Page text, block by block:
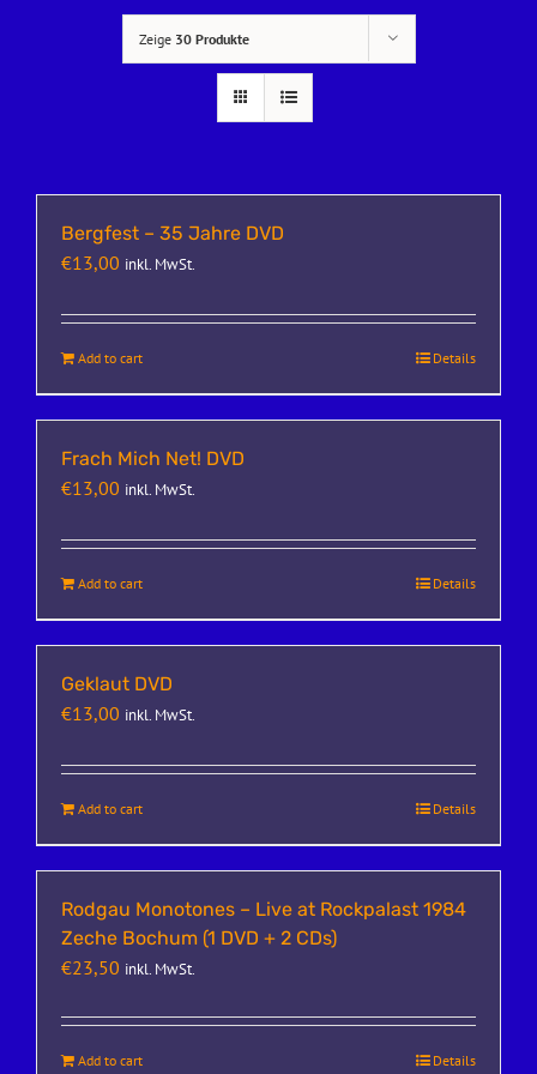
Zeige 30 Produkte
Bergfest – 35 Jahre DVD
€13,00 inkl. MwSt.
Add to cart Details
Frach Mich Net! DVD
€13,00 inkl. MwSt.
Add to cart Details
Geklaut DVD
€13,00 inkl. MwSt.
Add to cart Details
Rodgau Monotones – Live at Rockpalast 1984
Zeche Bochum (1 DVD + 2 CDs)
€23,50 inkl. MwSt.
Add to cart Details